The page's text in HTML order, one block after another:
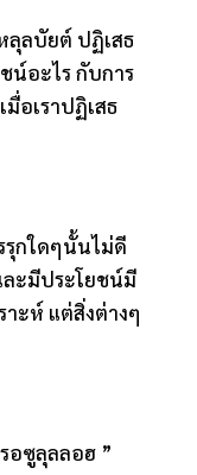
ลุลบัยต์ ปฏิเสธ
น์อะไร กับการ
อเราปฏิเสธ
รุกใดๆนั้นไม่ดี
ะมีประโยชน์มี
ะห์ แต่สิ่งต่างๆ
อซูลุลลอฮ ”